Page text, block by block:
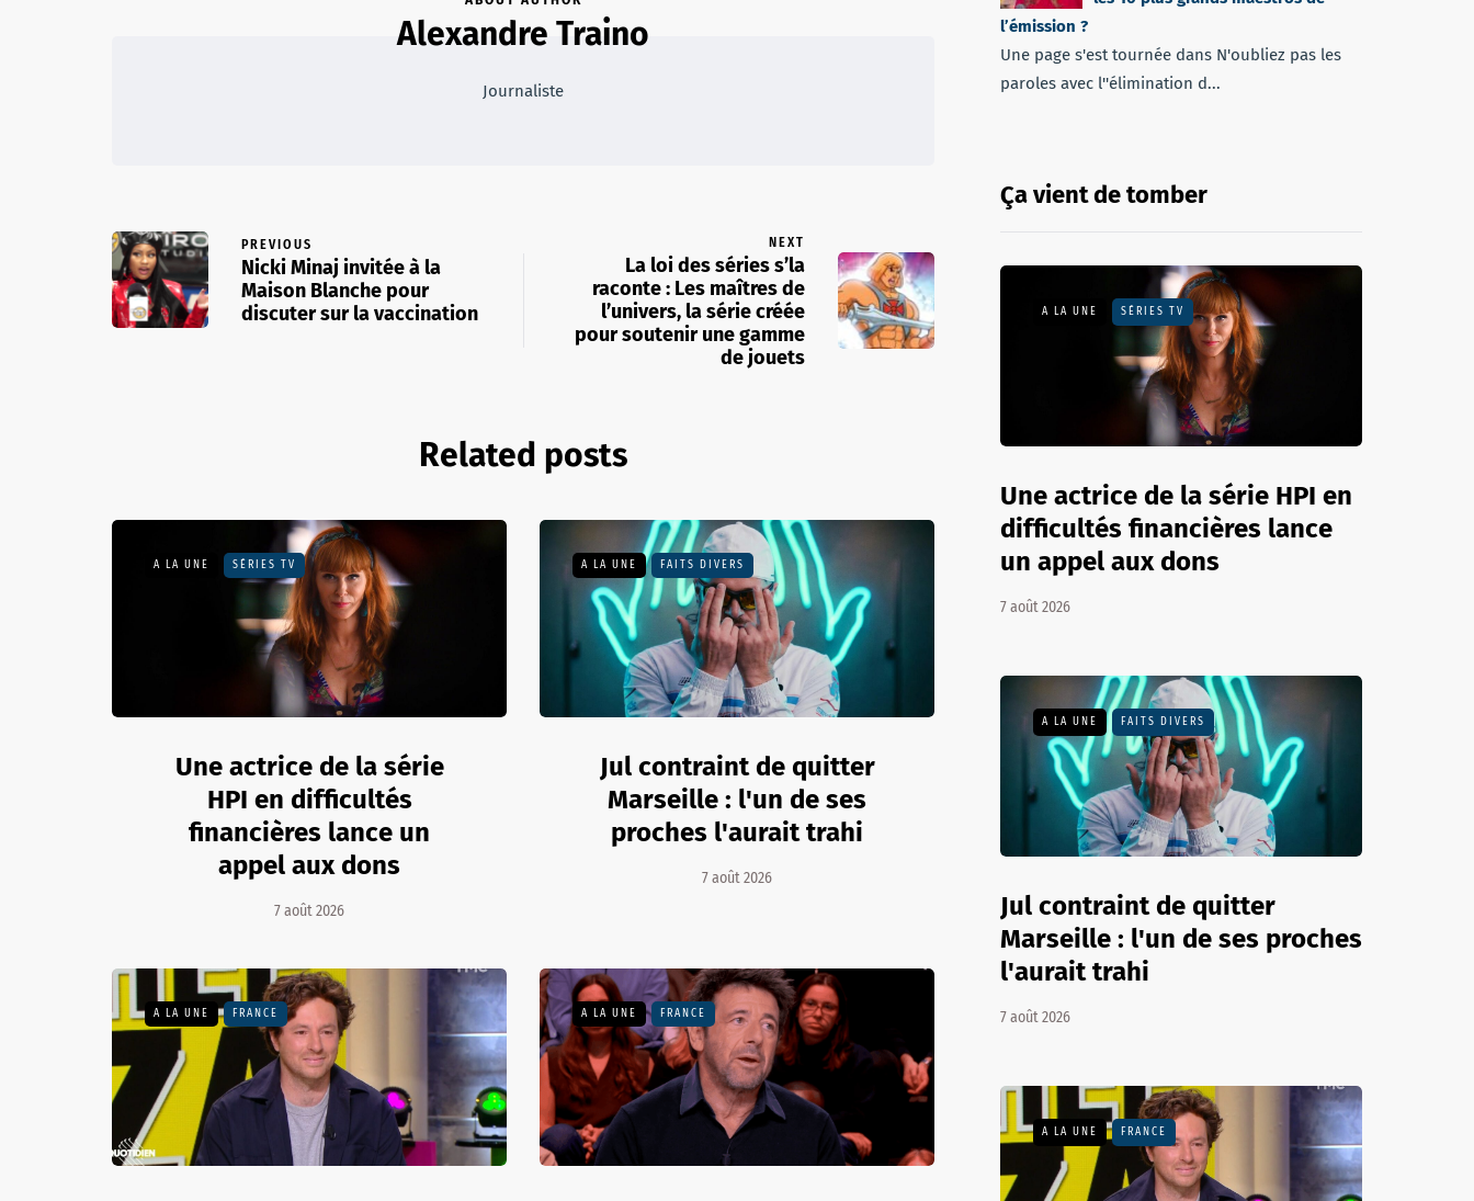
Alexandre Traino
Journaliste
PREVIOUS
Nicki Minaj invitée à la
Maison Blanche pour
discuter sur la vaccination
NEXT
La loi des séries s’la
raconte : Les maîtres de
l’univers, la série créée
pour soutenir une gamme
de jouets
Related posts
A LA UNE SÉRIES TV
Une actrice de la série
HPI en difficultés
financières lance un
appel aux dons
7 août 2026
A LA UNE FAITS DIVERS
Jul contraint de quitter
Marseille : l'un de ses
proches l'aurait trahi
7 août 2026
A LA UNE FRANCE A LA UNE FRANCE
l’émission ?
Une page s'est tournée dans N'oubliez pas les
paroles avec l''élimination d...
Ça vient de tomber
A LA UNE SÉRIES TV
Une actrice de la série HPI en
difficultés financières lance
un appel aux dons
7 août 2026
A LA UNE FAITS DIVERS
Jul contraint de quitter
Marseille : l'un de ses proches
l'aurait trahi
7 août 2026
A LA UNE FRANCE